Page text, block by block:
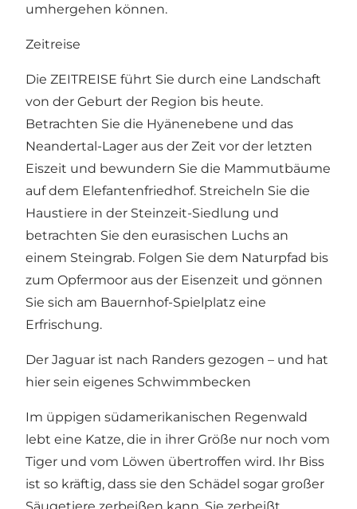
umhergehen können.
Zeitreise
Die ZEITREISE führt Sie durch eine Landschaft
von der Geburt der Region bis heute.
Betrachten Sie die Hyänenebene und das
Neandertal-Lager aus der Zeit vor der letzten
Eiszeit und bewundern Sie die Mammutbäume
auf dem Elefantenfriedhof. Streicheln Sie die
Haustiere in der Steinzeit-Siedlung und
betrachten Sie den eurasischen Luchs an
einem Steingrab. Folgen Sie dem Naturpfad bis
zum Opfermoor aus der Eisenzeit und gönnen
Sie sich am Bauernhof-Spielplatz eine
Erfrischung.
Der Jaguar ist nach Randers gezogen – und hat
hier sein eigenes Schwimmbecken
Im üppigen südamerikanischen Regenwald
lebt eine Katze, die in ihrer Größe nur noch vom
Tiger und vom Löwen übertroffen wird. Ihr Biss
ist so kräftig, dass sie den Schädel sogar großer